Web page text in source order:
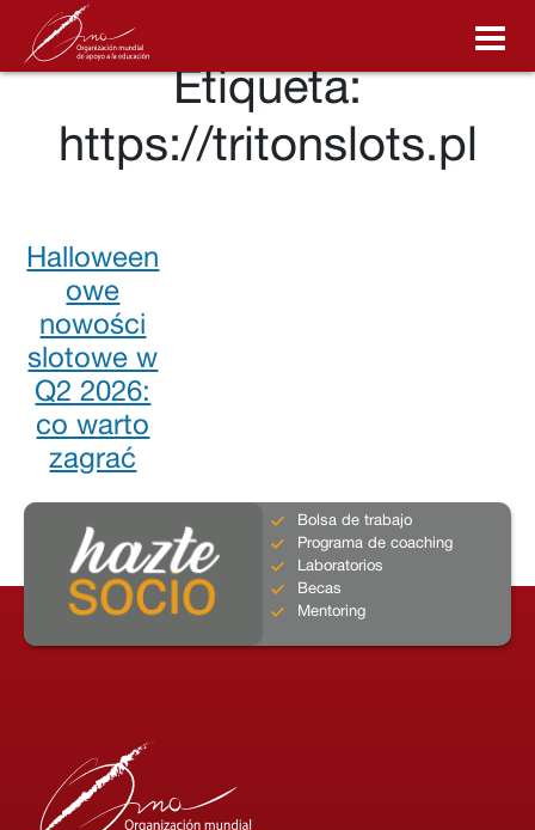
PROGRAMA DE COACHING
ASOCIACIÓN OMA
BECAS
NOTICIAS
Etiqueta:
https://tritonslots.pl
Halloween
owe
nowości
slotowe w
Q2 2026:
co warto
zagrać
Bolsa de trabajo
Programa de coaching
Laboratorios
Becas
Mentoring